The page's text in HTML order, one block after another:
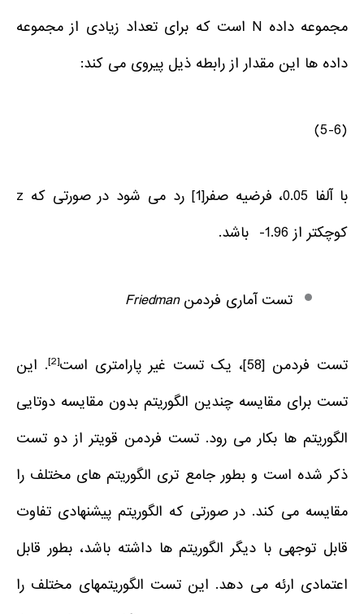
مجموعه داده N است که برای تعداد زیادی از مجموعه
داده ها این مقدار از رابطه ذیل پیروی می کند:
(5-6)
با آلفا 0.05، فرضیه صفر [1]
رد می شود در صورتی که z
کوچکتر از 1.96- باشد.
تست آماری فردمنFriedman
تست فردمن [58]، یک تست غیر پارامتری­ است [2]
. این
تست برای مقایسه چندین الگوریتم بدون مقایسه دوتایی
الگوریتم ها بکار می رود. تست فردمن قویتر از دو تست
ذکر شده است و بطور جامع تری الگوریتم های مختلف را
مقایسه می کند. در صورتی که الگوریتم پیشنهادی تفاوت
قابل توجهی با دیگر الگوریتم ها داشته باشد، بطور قابل
اعتمادی ارئه می دهد. این تست الگوریتم­های مختلف را